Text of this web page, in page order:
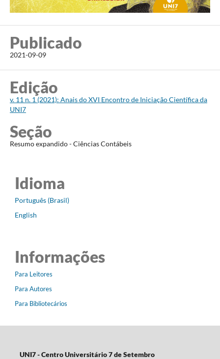
Publicado
2021-09-09
Edição
v. 11 n. 1 (2021): Anais do XVI Encontro de Iniciação Científica da
UNI7
Seção
Resumo expandido - Ciências Contábeis
Idioma
Português (Brasil)
English
Informações
Para Leitores
Para Autores
Para Bibliotecários
UNI7 - Centro Universitário 7 de Setembro